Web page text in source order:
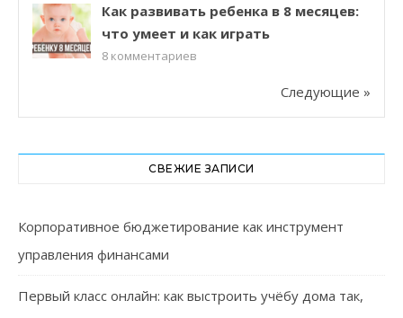
Как развивать ребенка в 8 месяцев:
что умеет и как играть
8 комментариев
Следующие »
СВЕЖИЕ ЗАПИСИ
Корпоративное бюджетирование как инструмент
управления финансами
Первый класс онлайн: как выстроить учёбу дома так,